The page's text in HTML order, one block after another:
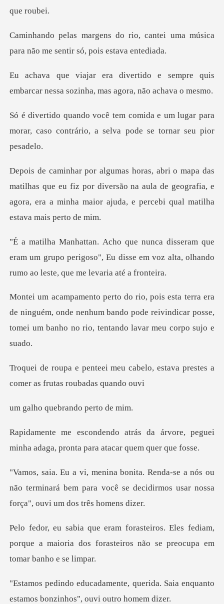
cantei uma música
para não me s
e sempre quis
embarcar nessa sozi
um lugar para
morar, caso contrário, a
que eu fiz por diversão na aula de geografia, e
agora, era a mi
eram um grupo perigoso", Eu disse em voz alta, olh
e ninguém, onde nenhum bando pode reivindicar posse,
tome
cabelo, estava prestes a
come
uebrando p
árvore, peguei
minha adaga, pront
nós ou
não terminará bem para você se decidirmos
les fediam,
porque a maioria dos forasteiros
uerida. Saia enquanto
estamos bo